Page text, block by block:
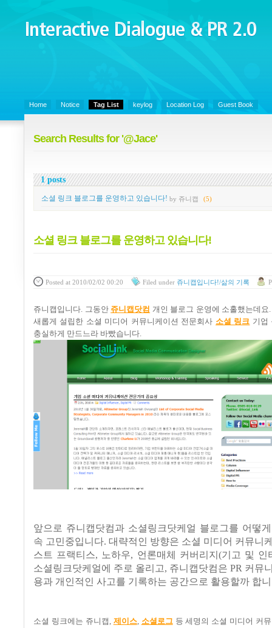
Interactive Dialogue &
PR 2.0
Home Notice Tag List keylog Location Log Guest Book
Search Results for '@Jace'
1 posts
소셜 링크 블로그를 운영하고 있습니다! by 쥬니캡 (5)
소셜 링크 블로그를 운영하고 있습니다!
Posted at 2010/02/02 00:20 Filed under 쥬니캡입니다!/삶의 기록
쥬니캡입니다. 그동안 쥬니캡닷컴 개인 블로그 운영에 소홀했는데요
새롭게 설립한 소셜 미디어 커뮤니케이션 전문회사 소셜 링크 기업
충실하게 만드느라 바빴습니다.
앞으로 쥬니캡닷컴과 소셜링크닷케얼 블로그를 어떻
속 고민중입니다. 대략적인 방향은 소셜 미디어 커뮤니
스트 프랙티스, 노하우, 언론매체 커버리지 (기고 및 인
소셜링크닷케얼에 주로 올리고, 쥬니캡닷컴은 PR 커뮤
용과 개인적인 사고를 기록하는 공간으로 활용할까 합
소셜 링크에는 쥬니캡 , 제이스, 소셜로그등 세명의 소셜 미디어 커